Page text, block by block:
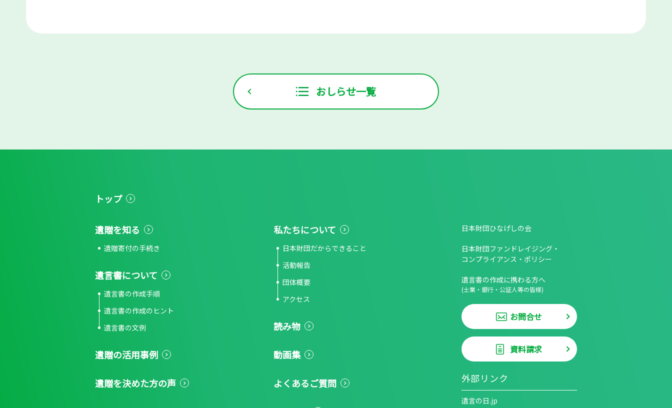
おしらせ一覧
トップ
遺贈を知る
遺贈寄付の手続き
遺言書について
遺言書の作成手順
遺言書の作成のヒント
遺言書の文例
遺贈の活用事例
遺贈を決めた方の声
私たちについて
日本財団だからできること
活動報告
団体概要
アクセス
読み物
動画集
よくあるご質問
日本財団ひなげしの会
日本財団ファンドレイジング・
コンプライアンス・ポリシー
遺言書の作成に携わる方へ
(士業・銀行・公証人等の皆様)
お問合せ
資料請求
外部リンク
遺言の日.jp